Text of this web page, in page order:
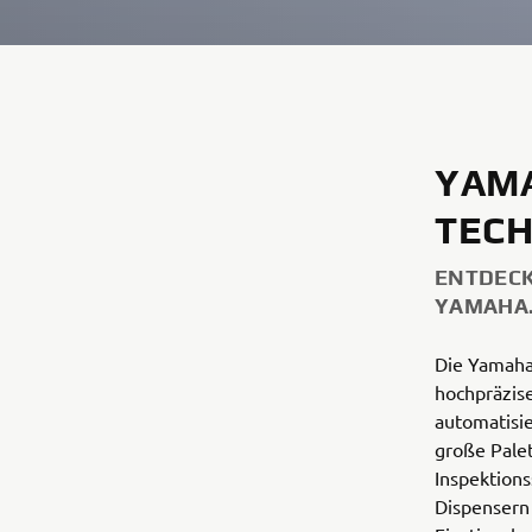
Die
große